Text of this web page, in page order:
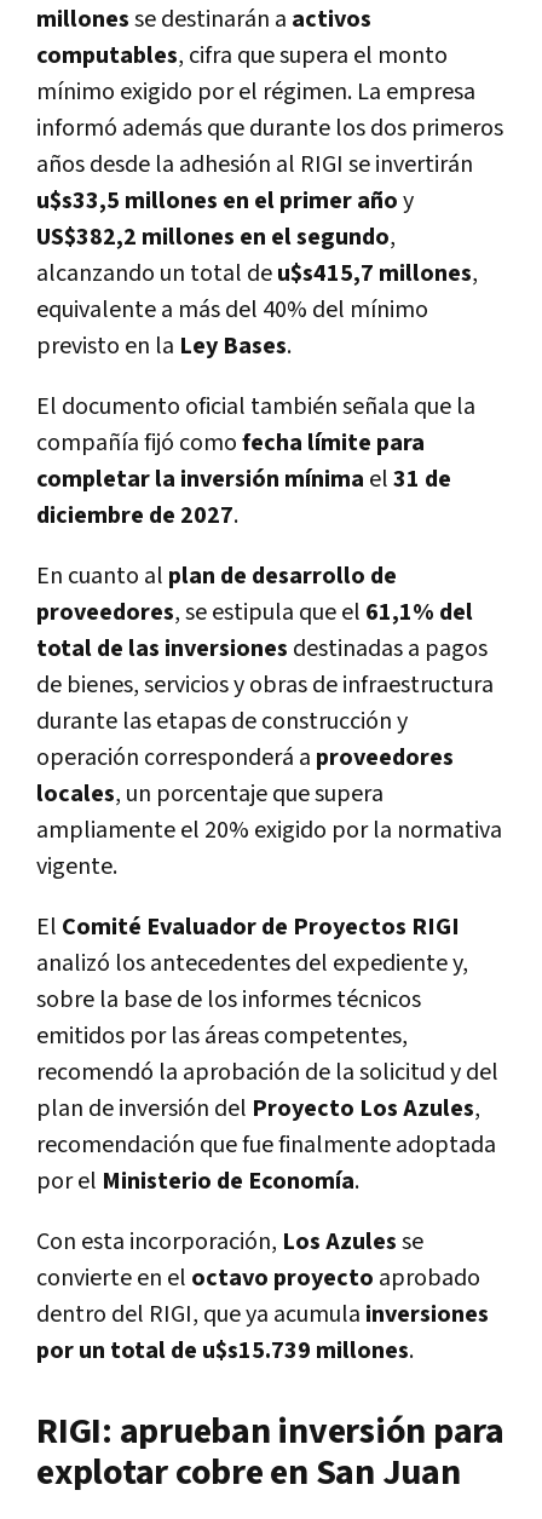
millonesse destinarán a activos
computables, cifra que supera el monto
mínimo exigido por el régimen. La empresa
informó además que durante los dos primeros
años desde la adhesión al RIGI se invertirán
u$s33,5 millones en el primer añoy
US$382,2 millones en el segundo,
alcanzando un total deu$s415,7 millones,
equivalente a más del 40% del mínimo
previsto en la Ley Bases.
El documento oficial también señala que la
compañía fijó comofecha límite para
completar la inversión mínima el31 de
diciembre de 2027.
En cuanto al plan de desarrollo de
proveedores, se estipula que el 61,1% del
total de las inversiones destinadas a pagos
de bienes, servicios y obras de infraestructura
durante las etapas de construcción y
operación corresponderá a proveedores
locales, un porcentaje que supera
ampliamente el 20% exigido por la normativa
vigente.
El Comité Evaluador de Proyectos RIGI
analizó los antecedentes del expediente y,
sobre la base de los informes técnicos
emitidos por las áreas competentes,
recomendó la aprobación de la solicitud y del
plan de inversión del Proyecto Los Azules,
recomendación que fue finalmente adoptada
por el Ministerio de Economía.
Con esta incorporación, Los Azulesse
convierte en el octavo proyecto aprobado
dentro del RIGI, que ya acumula inversiones
por un total de u$s15.739 millones.
RIGI: aprueban inversión para
explotar cobre en San Juan